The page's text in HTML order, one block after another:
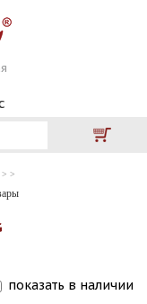
показать в наличии